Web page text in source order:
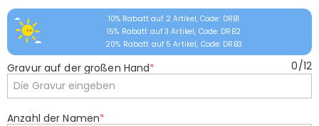
10% Rabatt auf 2 Artikel, Code: DRB1
15% Rabatt auf 3 Artikel, Code: DRB2
20% Rabatt auf 5 Artikel, Code: DRB3
Gravur auf der großen Hand* 0/12
Anzahl der Namen*